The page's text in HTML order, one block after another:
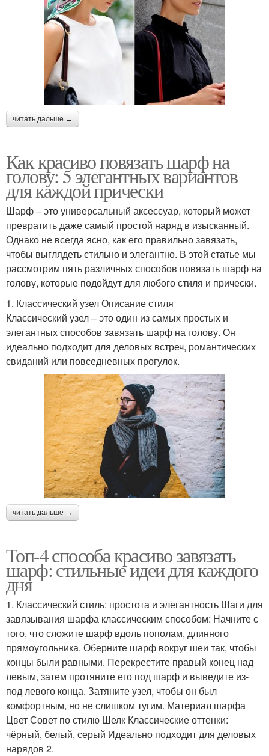
читать дальше →
Как красиво повязать шарф на
голову: 5 элегантных вариантов
для каждой прически
Шарф – это универсальный аксессуар, который может
превратить даже самый простой наряд в изысканный.
Однако не всегда ясно, как его правильно завязать,
чтобы выглядеть стильно и элегантно. В этой статье мы
рассмотрим пять различных способов повязать шарф на
голову, которые подойдут для любого стиля и прически.
1. Классический узел Описание стиля
Классический узел – это один из самых простых и
элегантных способов завязать шарф на голову. Он
идеально подходит для деловых встреч, романтических
свиданий или повседневных прогулок.
читать дальше →
Топ-4 способа красиво завязать
шарф: стильные идеи для каждого
дня
1. Классический стиль: простота и элегантность Шаги для
завязывания шарфа классическим способом: Начните с
того, что сложите шарф вдоль пополам, длинного
прямоугольника. Оберните шарф вокруг шеи так, чтобы
концы были равными. Перекрестите правый конец над
левым, затем протяните его под шарф и выведите из-
под левого конца. Затяните узел, чтобы он был
комфортным, но не слишком тугим. Материал шарфа
Цвет Совет по стилю Шелк Классические оттенки:
чёрный, белый, серый Идеально подходит для деловых
нарядов 2.